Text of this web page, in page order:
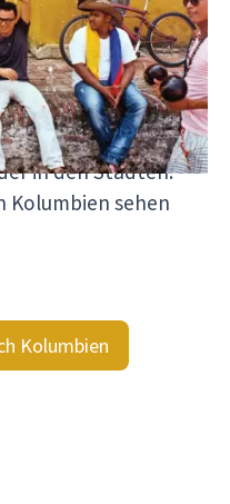
eine fantastische
pro
Europa und
können Sie noch
machen, ob in
in den Städten.
Kolumbien sehen
Kolumbien